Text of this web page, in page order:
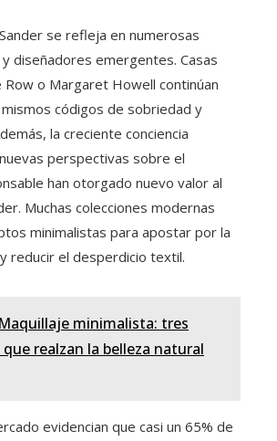
se refleja en numerosas
diseñadores emergentes. Casas
Row o Margaret Howell continúan
códigos de sobriedad y
la creciente conciencia
perspectivas sobre el
han otorgado nuevo valor al
Muchas colecciones modernas
minimalistas para apostar por la
reducir el desperdicio textil.
Maquillaje minimalista: tres
realzan la belleza natural
evidencian que casi un 65% de